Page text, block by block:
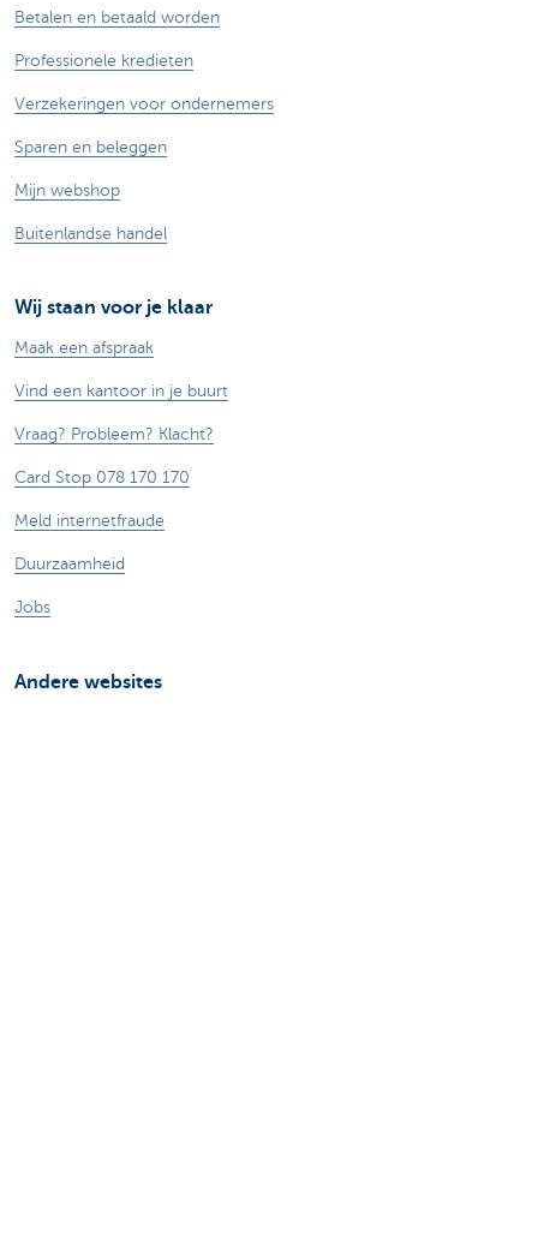
Betalen en betaald worden
Professionele kredieten
Verzekeringen voor ondernemers
Sparen en beleggen
Mijn webshop
Buitenlandse handel
Wij staan voor je klaar
Maak een afspraak
Vind een kantoor in je buurt
Vraag? Probleem? Klacht?
Card Stop 078 170 170
Meld internetfraude
Duurzaamheid
Jobs
Andere websites